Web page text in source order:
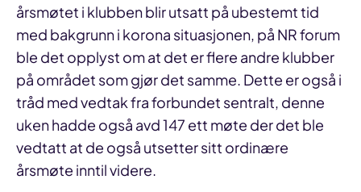
årsmøtet i klubben blir utsatt på ubestemt tid
med bakgrunn i korona situasjonen, på NR forum
ble det opplyst om at det er flere andre klubber
på området som gjør det samme. Dette er også i
tråd med vedtak fra forbundet sentralt, denne
uken hadde også avd 147 ett møte der det ble
vedtatt at de også utsetter sitt ordinære
årsmøte inntil videre.